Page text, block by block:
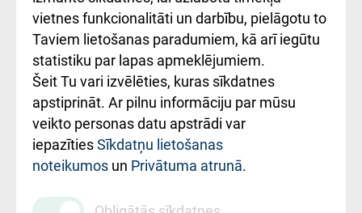
Rēķinu apmaksas
ceļvedis
Rekvizīti un
ārstniecības
iestādes kods
010000234
Maksas
vietnes funkcionalitāti un darbību, pielāgotu to
Taviem lietošanas paradumiem, kā arī iegūtu
statistiku par lapas apmeklējumiem.
Šeit Tu vari izvēlēties, kuras sīkdatnes
apstiprināt. Ar pilnu informāciju par mūsu
veikto personas datu apstrādi var
iepazītiesSīkdatņu lietošanas
noteikumos un Privātuma atrunā.